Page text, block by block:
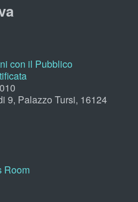
con il Pubblico
9, Palazzo Tursi, 16124
Room